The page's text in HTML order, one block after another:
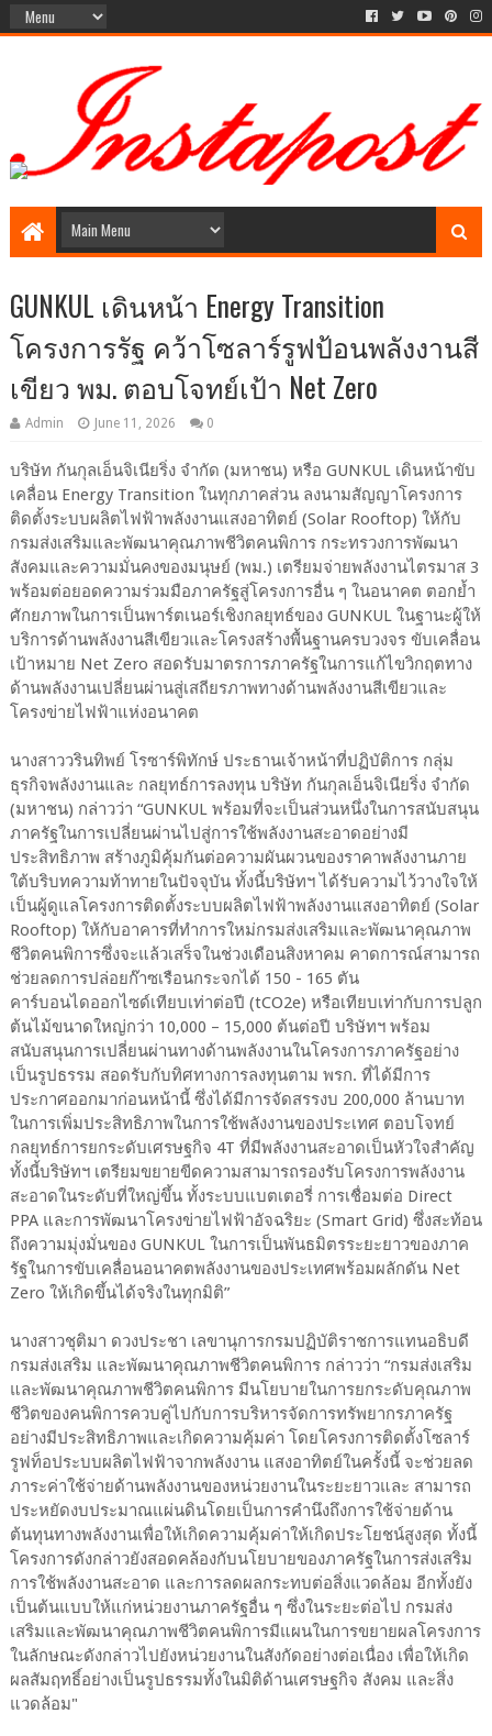
Social Media style Website
GUNKUL เดินหน้า Energy Transition
โครงการรัฐ คว้าโซลาร์รูฟป้อนพลังงานสี
เขียว พม. ตอบโจทย์เป้า Net Zero
Admin June 11, 2026 0
บริษัท กันกุลเอ็นจิเนียริ่ง จำกัด (มหาชน) หรือ GUNKUL เดินหน้าขับ
เคลื่อน Energy Transition ในทุกภาคส่วน ลงนามสัญญาโครงการ
ติดตั้งระบบผลิตไฟฟ้าพลังงานแสงอาทิตย์ (Solar Rooftop) ให้กับ
กรมส่งเสริมและพัฒนาคุณภาพชีวิตคนพิการ กระทรวงการพัฒนา
สังคมและความมั่นคงของมนุษย์ (พม.) เตรียมจ่ายพลังงานไตรมาส 3
พร้อมต่อยอดความร่วมมือภาครัฐสู่โครงการอื่น ๆ ในอนาคต ตอกย้ำ
ศักยภาพในการเป็นพาร์ตเนอร์เชิงกลยุทธ์ของ GUNKUL ในฐานะผู้ให้
บริการด้านพลังงานสีเขียวและโครงสร้างพื้นฐานครบวงจร ขับเคลื่อน
เป้าหมาย Net Zero สอดรับมาตรการภาครัฐในการแก้ไขวิกฤตทาง
ด้านพลังงานเปลี่ยนผ่านสู่เสถียรภาพทางด้านพลังงานสีเขียวและ
โครงข่ายไฟฟ้าแห่งอนาคต
นางสาววรินทิพย์ โรซาร์พิทักษ์ ประธานเจ้าหน้าที่ปฏิบัติการ กลุ่ม
ธุรกิจพลังงานและ กลยุทธ์การลงทุน บริษัท กันกุลเอ็นจิเนียริ่ง จำกัด
(มหาชน) กล่าวว่า “GUNKUL พร้อมที่จะเป็นส่วนหนึ่งในการสนับสนุน
ภาครัฐในการเปลี่ยนผ่านไปสู่การใช้พลังงานสะอาดอย่างมี
ประสิทธิภาพ สร้างภูมิคุ้มกันต่อความผันผวนของราคาพลังงานภาย
ใต้บริบทความท้าทายในปัจจุบัน ทั้งนี้บริษัทฯ ได้รับความไว้วางใจให้
เป็นผู้ดูแลโครงการติดตั้งระบบผลิตไฟฟ้าพลังงานแสงอาทิตย์ (Solar
Rooftop) ให้กับอาคารที่ทำการใหม่กรมส่งเสริมและพัฒนาคุณภาพ
ชีวิตคนพิการซึ่งจะแล้วเสร็จในช่วงเดือนสิงหาคม คาดการณ์สามารถ
ช่วยลดการปล่อยก๊าซเรือนกระจกได้ 150 - 165 ตัน
คาร์บอนไดออกไซด์เทียบเท่าต่อปี (tCO2e) หรือเทียบเท่ากับการปลูก
ต้นไม้ขนาดใหญ่กว่า 10,000 – 15,000 ต้นต่อปี บริษัทฯ พร้อม
สนับสนุนการเปลี่ยนผ่านทางด้านพลังงานในโครงการภาครัฐอย่าง
เป็นรูปธรรม สอดรับกับทิศทางการลงทุนตาม พรก. ที่ได้มีการ
ประกาศออกมาก่อนหน้านี้ ซึ่งได้มีการจัดสรรงบ 200,000 ล้านบาท
ในการเพิ่มประสิทธิภาพในการใช้พลังงานของประเทศ ตอบโจทย์
กลยุทธ์การยกระดับเศรษฐกิจ 4T ที่มีพลังงานสะอาดเป็นหัวใจสำคัญ
ทั้งนี้บริษัทฯ เตรียมขยายขีดความสามารถรองรับโครงการพลังงาน
สะอาดในระดับที่ใหญ่ขึ้น ทั้งระบบแบตเตอรี่ การเชื่อมต่อ Direct
PPA และการพัฒนาโครงข่ายไฟฟ้าอัจฉริยะ (Smart Grid) ซึ่งสะท้อน
ถึงความมุ่งมั่นของ GUNKUL ในการเป็นพันธมิตรระยะยาวของภาค
รัฐในการขับเคลื่อนอนาคตพลังงานของประเทศพร้อมผลักดัน Net
Zero ให้เกิดขึ้นได้จริงในทุกมิติ”
นางสาวชุติมา ดวงประชา เลขานุการกรมปฏิบัติราชการแทนอธิบดี
กรมส่งเสริม และพัฒนาคุณภาพชีวิตคนพิการกล่าวว่า “กรมส่งเสริม
และพัฒนาคุณภาพชีวิตคนพิการ มีนโยบายในการยกระดับคุณภาพ
ชีวิตของคนพิการควบคู่ไปกับการบริหารจัดการทรัพยากรภาครัฐ
อย่างมีประสิทธิภาพและเกิดความคุ้มค่า โดยโครงการติดตั้งโซลาร์
รูฟท็อประบบผลิตไฟฟ้าจากพลังงาน แสงอาทิตย์ในครั้งนี้ จะช่วยลด
ภาระค่าใช้จ่ายด้านพลังงานของหน่วยงานในระยะยาวและ สามารถ
ประหยัดงบประมาณแผ่นดินโดยเป็นการคำนึงถึงการใช้จ่ายด้าน
ต้นทุนทางพลังงานเพื่อให้เกิดความคุ้มค่าให้เกิดประโยชน์สูงสุด ทั้งนี้
โครงการดังกล่าวยังสอดคล้องกับนโยบายของภาครัฐในการส่งเสริม
การใช้พลังงานสะอาด และการลดผลกระทบต่อสิ่งแวดล้อม อีกทั้งยัง
เป็นต้นแบบให้แก่หน่วยงานภาครัฐอื่น ๆ ซึ่งในระยะต่อไป กรมส่ง
เสริมและพัฒนาคุณภาพชีวิตคนพิการมีแผนในการขยายผลโครงการ
ในลักษณะดังกล่าวไปยังหน่วยงานในสังกัดอย่างต่อเนื่อง เพื่อให้เกิด
ผลสัมฤทธิ์อย่างเป็นรูปธรรมทั้งในมิติด้านเศรษฐกิจ สังคม และสิ่ง
แวดล้อม"